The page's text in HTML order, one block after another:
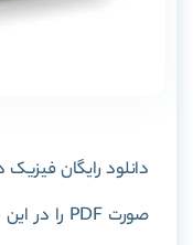
دانلود رایگان
صورت PDF را در این پست برای شما آماده کرده ایم. با